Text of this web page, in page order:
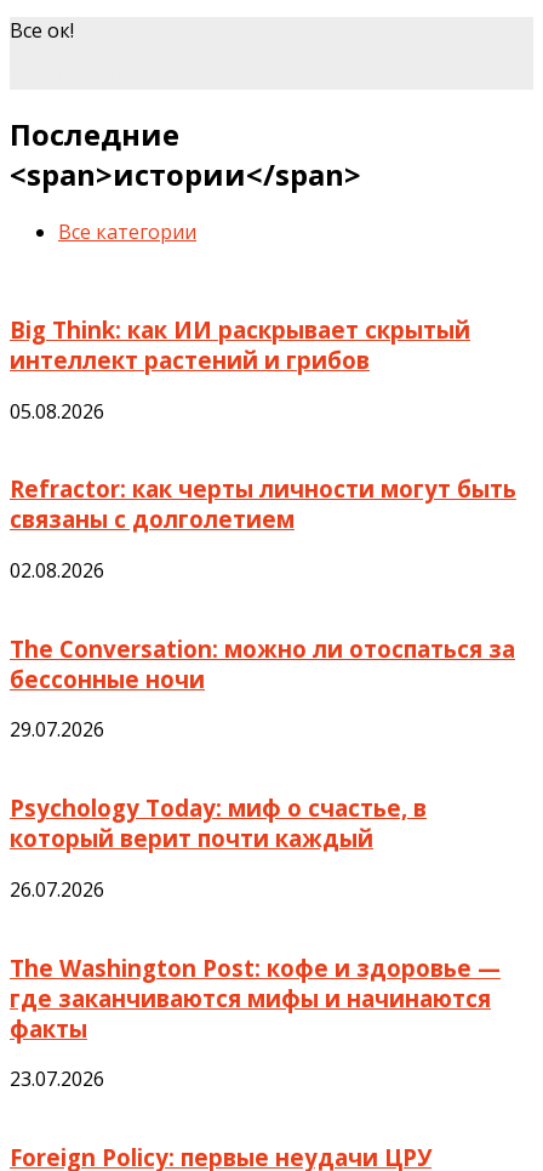
Все ок!
Последние
<span>истории</span>
Все категории
Big Think: как ИИ раскрывает скрытый
интеллект растений и грибов
05.08.2026
Refractor: как черты личности могут быть
связаны с долголетием
02.08.2026
The Conversation: можно ли отоспаться за
бессонные ночи
29.07.2026
Psychology Today: миф о счастье, в
который верит почти каждый
26.07.2026
The Washington Post: кофе и здоровье —
где заканчиваются мифы и начинаются
факты
23.07.2026
Foreign Policy: первые неудачи ЦРУ